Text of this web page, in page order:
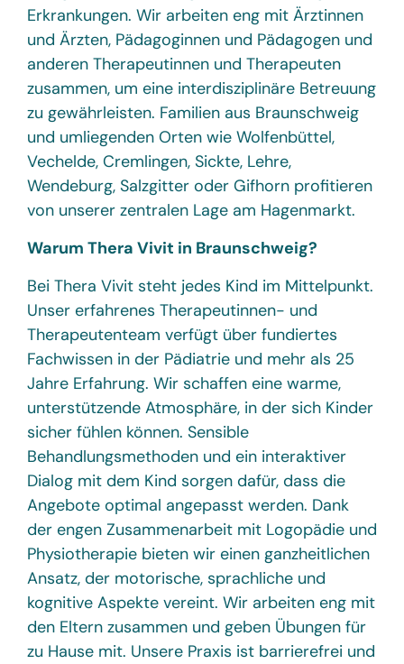
Erkrankungen. Wir arbeiten eng mit Ärztinnen
und Ärzten, Pädagoginnen und Pädagogen und
anderen Therapeutinnen und Therapeuten
zusammen, um eine interdisziplinäre Betreuung
zu gewährleisten. Familien aus Braunschweig
und umliegenden Orten wie Wolfenbüttel,
Vechelde, Cremlingen, Sickte, Lehre,
Wendeburg, Salzgitter oder Gifhorn profitieren
von unserer zentralen Lage am Hagenmarkt.
Warum Thera Vivit in Braunschweig?
Bei Thera Vivit steht jedes Kind im Mittelpunkt.
Unser erfahrenes Therapeutinnen- und
Therapeutenteam verfügt über fundiertes
Fachwissen in der Pädiatrie und mehr als 25
Jahre Erfahrung. Wir schaffen eine warme,
unterstützende Atmosphäre, in der sich Kinder
sicher fühlen können. Sensible
Behandlungsmethoden und ein interaktiver
Dialog mit dem Kind sorgen dafür, dass die
Angebote optimal angepasst werden. Dank
der engen Zusammenarbeit mit Logopädie und
Physiotherapie bieten wir einen ganzheitlichen
Ansatz, der motorische, sprachliche und
kognitive Aspekte vereint. Wir arbeiten eng mit
den Eltern zusammen und geben Übungen für
zu Hause mit. Unsere Praxis ist barrierefrei und